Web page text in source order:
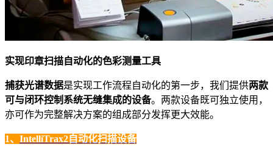
实现印章扫描自动化的色彩测量工具
捕获光谱数据是实现工作流程自动化的第一步，我们提供两款
可 与闭环控制系统无缝集成的设备。两款设备既可独立使用，
亦可作为完整解决方案的组成部分发挥更大效能。
1、 IntelliTrax2自动化扫描设备